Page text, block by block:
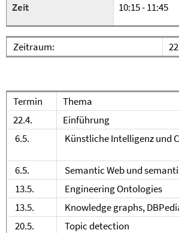
Zeit
10:15 - 11:45
Zeitraum:
Termin
Thema
22.4.
Einführung
6.5.
Künstliche Intelligenz und
6.5.
Semantic Web und
13.5.
Engineering Ontologies
13.5.
Knowledge graphs,
20.5.
Topic detection